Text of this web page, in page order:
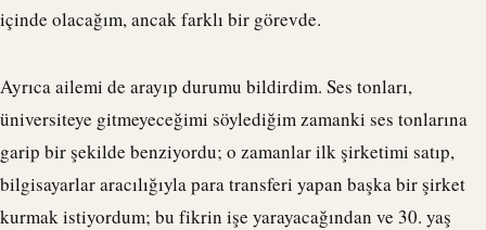
içinde olacağım, ancak farklı bir görevde.
Ayrıca ailemi de arayıp durumu bildirdim. Ses tonları,
üniversiteye gitmeyeceğimi söylediğim zamanki ses tonlarına
garip bir şekilde benziyordu; o zamanlar ilk şirketimi satıp,
bilgisayarlar aracılığıyla para transferi yapan başka bir şirket
kurmak istiyordum; bu fikrin işe yarayacağından ve 30. yaş